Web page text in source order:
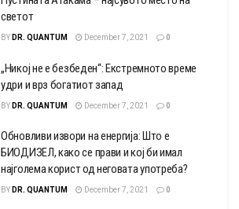
светот
BY DR. QUANTUM December 7, 2021 0
„Никој не е безбеден“: Екстремното време
удри и врз богатиот запад
BY DR. QUANTUM December 7, 2021 0
Обновливи извори на енергија: Што е
БИОДИЗЕЛ, како се прави и кој би имал
најголема корист од неговата употреба?
BY DR. QUANTUM December 7, 2021 0